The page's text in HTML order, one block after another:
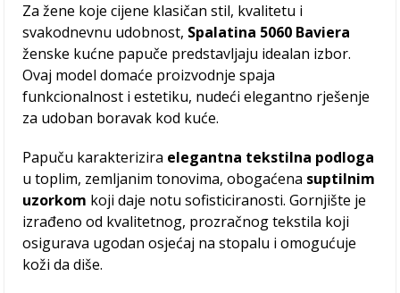
Za žene koje cijene klasičan stil, kvalitetu i
svakodnevnu udobnost, Spalatina 5060 Baviera
ženske kućne papuče predstavljaju idealan izbor.
Ovaj model domaće proizvodnje spaja
funkcionalnost i estetiku, nudeći elegantno rješenje
za udoban boravak kod kuće.
Papuču karakterizira elegantna tekstilna podloga
u toplim, zemljanim tonovima, obogaćena suptilnim
uzorkom koji daje notu sofisticiranosti. Gornjište je
izrađeno od kvalitetnog, prozračnog tekstila koji
osigurava ugodan osjećaj na stopalu i omogućuje
koži da diše.